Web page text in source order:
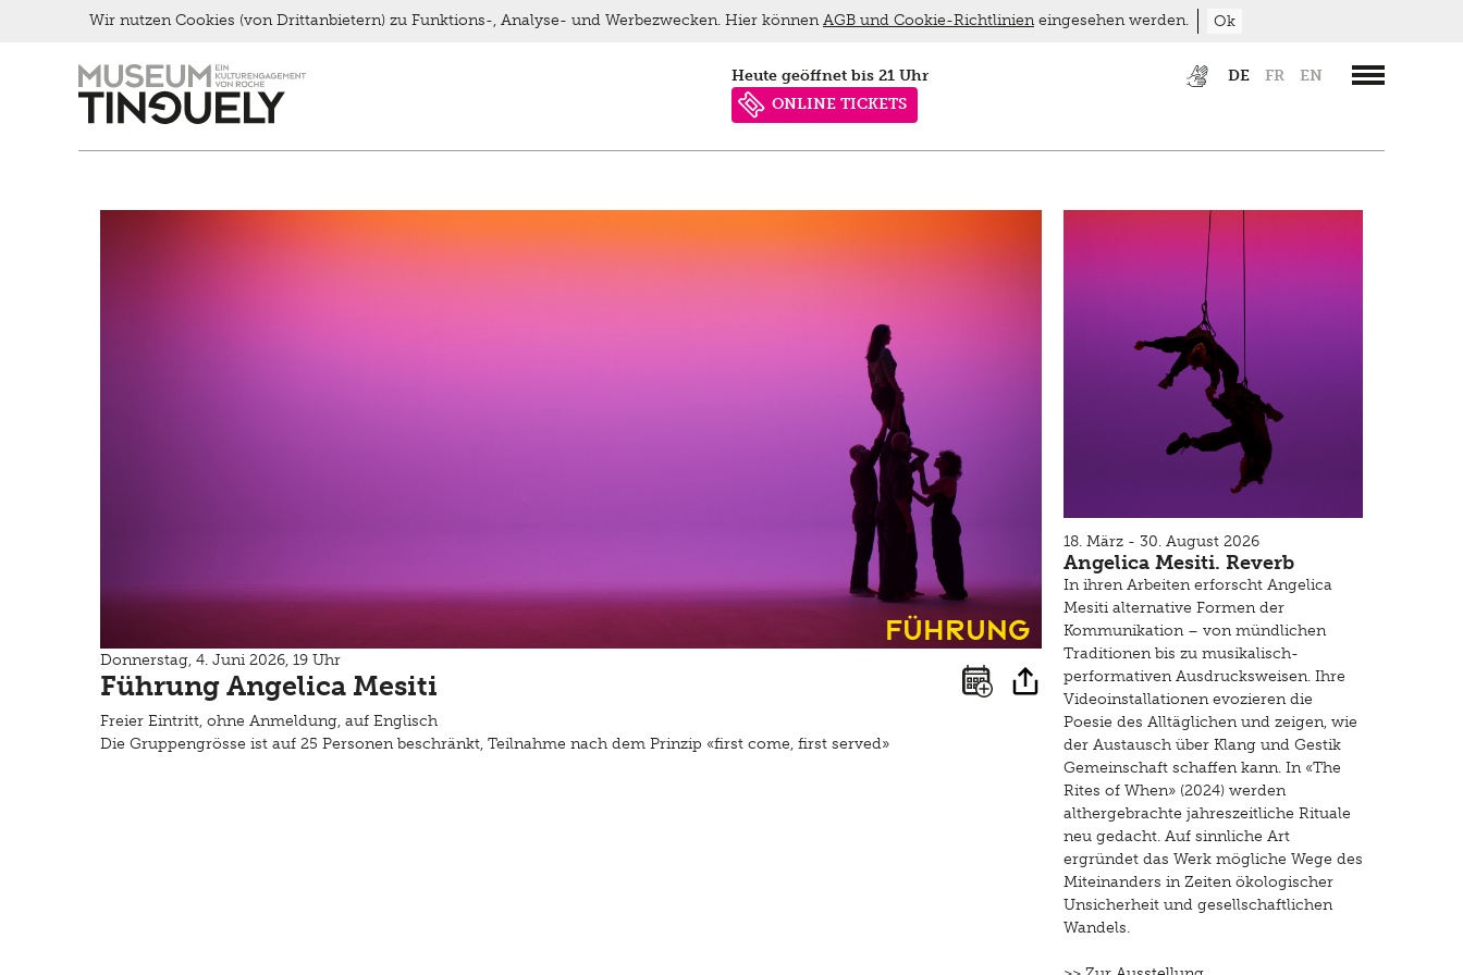
Hauptnavigation
DE FR EN
heute geöffnet bis 21 Uhr
ONLINE TICKETS
Brunch
Late Thursday Menu
Führung
Donnerstag, 4. Juni 2026, 19 Uhr
Führung Angelica Mesiti
Freier Eintritt, ohne Anmeldung, auf Englisch
Die Gruppengrösse ist auf 25 Personen beschränkt, Teilnahme nach dem Prinzip «first come, first served»
18. März - 30. August 2026
Angelica Mesiti. Reverb
In ihren Arbeiten erforscht Angelica
Mesiti alternative Formen der
Kommunikation – von mündlichen
Traditionen bis zu musikalisch-
performativen Ausdrucksweisen. Ihre
Videoinstallationen evozieren die
Poesie des Alltäglichen und zeigen, wie
der Austausch über Klang und Gestik
Gemeinschaft schaffen kann. In «The
Rites of When» (2024) werden
althergebrachte jahreszeitliche Rituale
neu gedacht. Auf sinnliche Art
ergründet das Werk mögliche Wege des
Miteinanders in Zeiten ökologischer
Unsicherheit und gesellschaftlichen
Wandels.
Wir nutzen Cookies (von Drittanbietern) zu Funktions-, Analyse- und Werbezwecken. Hier könnenAGB und Cookie-Richtlinieneingesehen werden. Ok